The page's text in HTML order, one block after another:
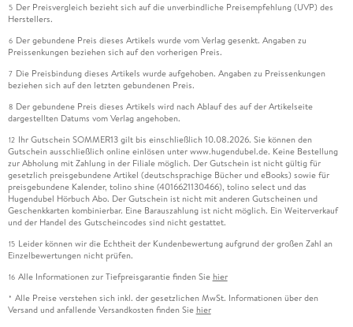
5 Der Preisvergleich bezieht sich auf die unverbindliche Preisempfehlung (UVP) des
Herstellers.
6 Der gebundene Preis dieses Artikels wurde vom Verlag gesenkt. Angaben zu
Preissenkungen beziehen sich auf den vorherigen Preis.
7 Die Preisbindung dieses Artikels wurde aufgehoben. Angaben zu Preissenkungen
beziehen sich auf den letzten gebundenen Preis.
8 Der gebundene Preis dieses Artikels wird nach Ablauf des auf der Artikelseite
dargestellten Datums vom Verlag angehoben.
12 Ihr Gutschein SOMMER13 gilt bis einschließlich 10.08.2026. Sie können den
Gutschein ausschließlich online einlösen unter www.hugendubel.de. Keine Bestellung
zur Abholung mit Zahlung in der Filiale möglich. Der Gutschein ist nicht gültig für
gesetzlich preisgebundene Artikel (deutschsprachige Bücher und eBooks) sowie für
preisgebundene Kalender, tolino shine (4016621130466), tolino select und das
Hugendubel Hörbuch Abo. Der Gutschein ist nicht mit anderen Gutscheinen und
Geschenkkarten kombinierbar. Eine Barauszahlung ist nicht möglich. Ein Weiterverkauf
und der Handel des Gutscheincodes sind nicht gestattet.
15 Leider können wir die Echtheit der Kundenbewertung aufgrund der großen Zahl an
Einzelbewertungen nicht prüfen.
16 Alle Informationen zur Tiefpreisgarantie finden Sie hier
* Alle Preise verstehen sich inkl. der gesetzlichen MwSt. Informationen über den
Versand und anfallende Versandkosten finden Sie hier